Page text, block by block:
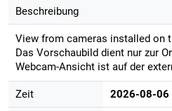
Beschreibung
View from cameras installed on
Das Vorschaubild dient nur zur
Webcam-Ansicht ist auf der
Zeit 2026-08-06